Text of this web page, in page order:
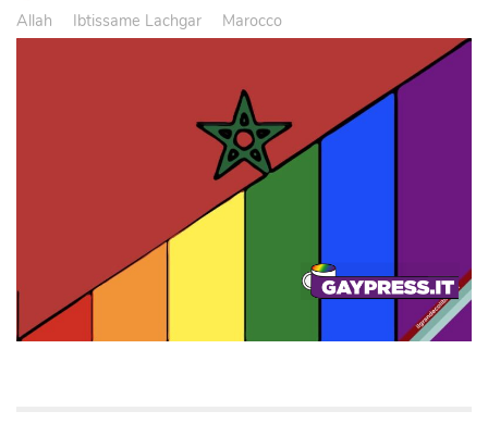
Allah Ibtissame Lachgar Marocco